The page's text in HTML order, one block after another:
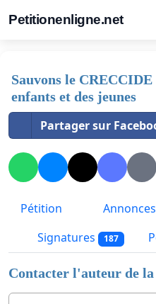
Petitionenligne.net
Sauvons le
enfants et des jeunes
Partager sur
Pétition Annonces
Signatures 187
Contacter l'auteur de